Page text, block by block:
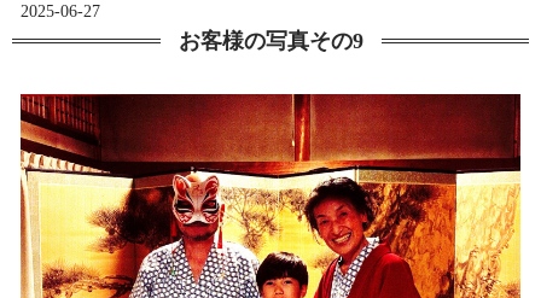
2025-06-27
お客様の写真その9